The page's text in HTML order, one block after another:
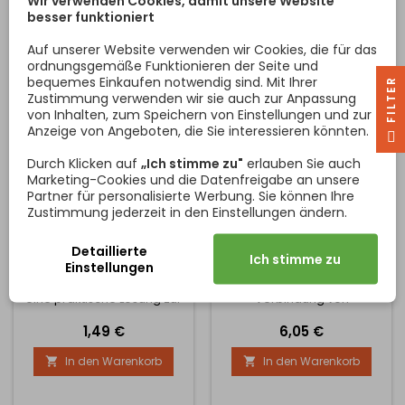
Geltung kommen. Die
verschiedene Arten von
Innenräumen – von
Badezimmern...
Widerstandsfähigkeit und
eine lange...
METALLSCHUBLADENSCHLOSS
NEO / SCHWARZ
Das hochwertige NEO
Schubladenschloss in
eine praktische Lösung zur
Schränken oder
Bürokontainern. Dank des
robusten Zylindereinsatzes
bietet es eine zuverlässige
Preis
1,49 €
 In den Warenkorb
UNIVERSELLE
VERBINDUNGSSCHIENE
FÜR ARBEITSPLATTE 38
MM FÜR GERADE ABS-
KANTE / ALUMINIUM
Die praktische universelle
Verbindungsleiste aus
Aluminium ist für die
Verbindung von
bestimmt. Sie ermöglicht
eine feste, ästhetische und
funktionale Verbindung von
zwei Platten entweder in
Preis
6,05 €
 In den Warenkorb
besser funktioniert
Auf unserer Website verwenden wir Cookies, die für das
ordnungsgemäße Funktionieren der Seite und
bequemes Einkaufen notwendig sind. Mit Ihrer
Zustimmung verwenden wir sie auch zur Anpassung
von Inhalten, zum Speichern von Einstellungen und zur
Anzeige von Angeboten, die Sie interessieren könnten.
Durch Klicken auf „Ich stimme zu" erlauben Sie auch
Marketing-Cookies und die Datenfreigabe an unsere
Partner für personalisierte Werbung. Sie können Ihre
Zustimmung jederzeit in den Einstellungen ändern.
Detaillierte
Einstellungen
Ich stimme zu
R